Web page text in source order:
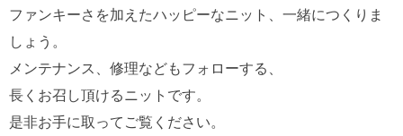
ファンキーさを加えたハッピーなニット、一緒につくりま
しょう。
メンテナンス、修理などもフォローする、
長くお召し頂けるニットです。
是非お手に取ってご覧ください。